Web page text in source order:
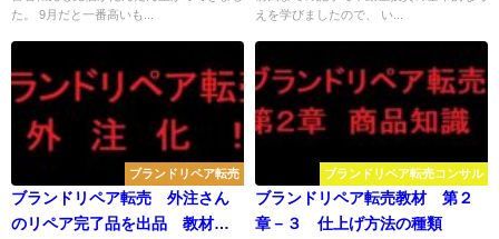
た。 9月だと一番高いも...
えを学びましたので、 い...
ブランドリペア転売
ブランドリペア転売 外注さん
のリペア完了品を出品 教材の
ブランドリペア転売コンサル
ブランドリペア転売教材 第２
章－３ 仕上げ方法の種類